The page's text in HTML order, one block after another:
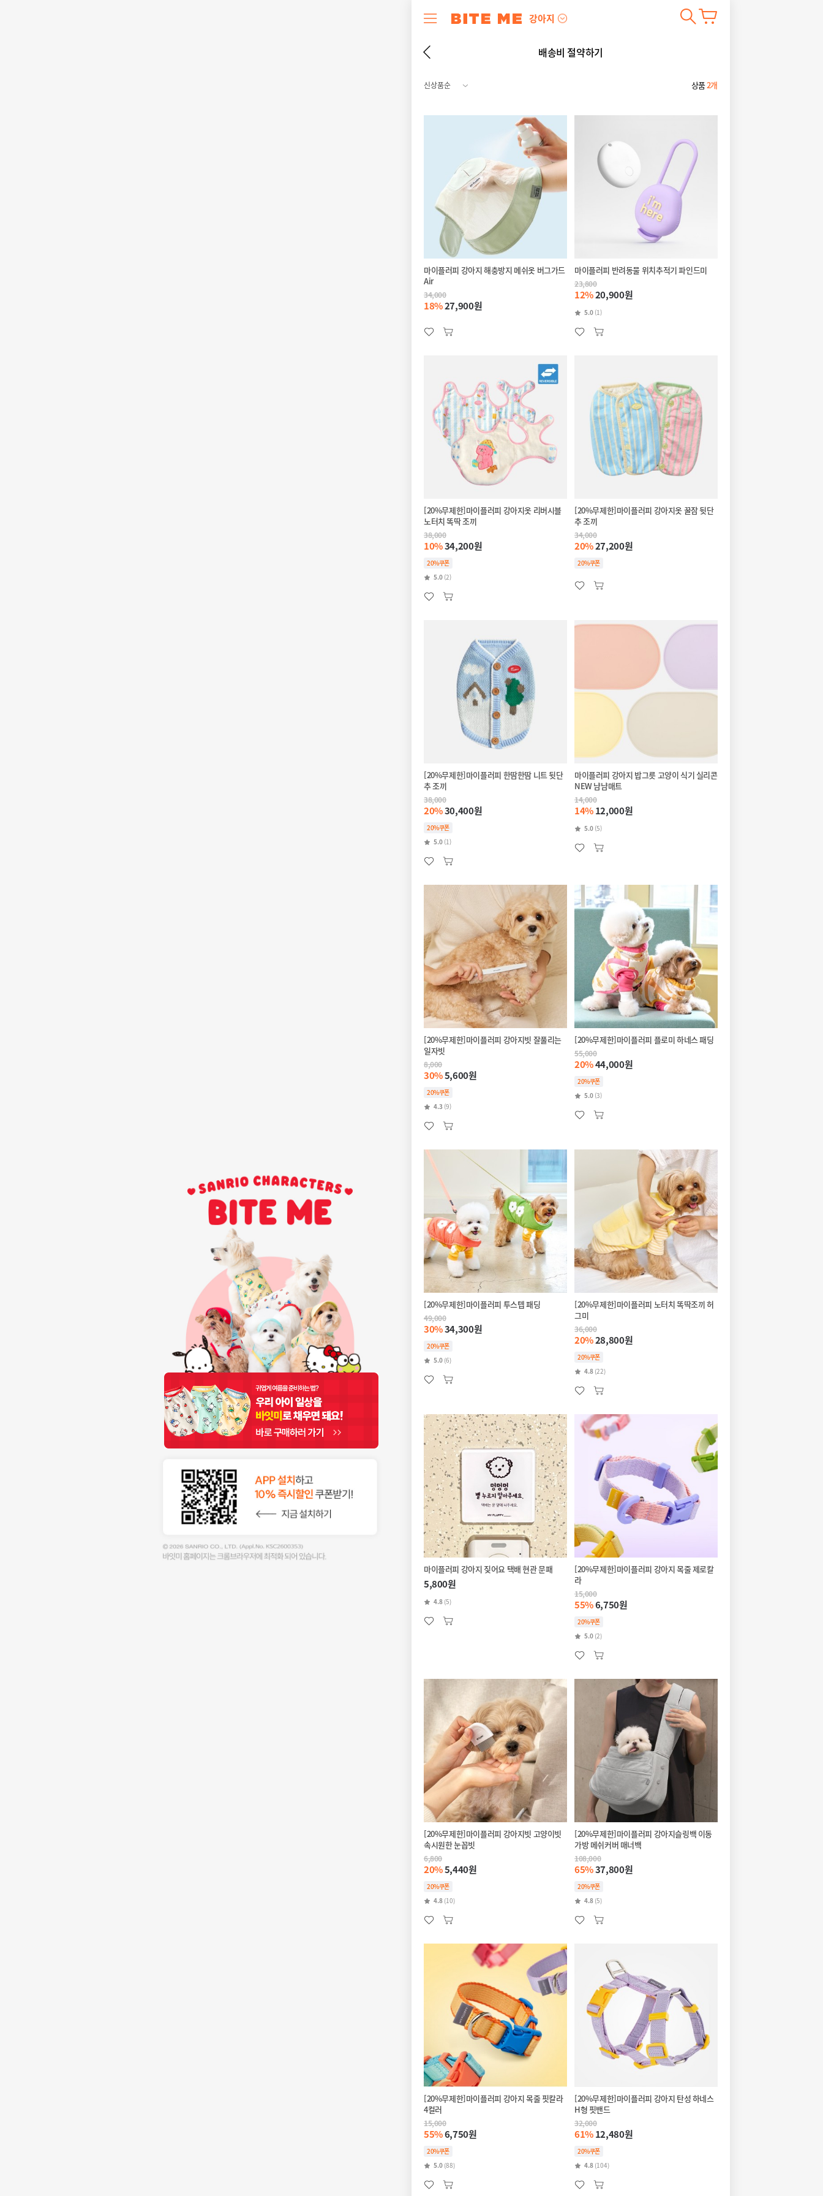
강아지
배송비 절약하기
상품2개
마이플러피 강아지 해충방지 메쉬옷 버그가드
Air
34,000
18%27,900원
마이플러피 반려동물 위치추적기 파인드미
23,800
12%20,900원
5.0 (1)
[20%무제한]마이플러피 강아지옷 리버시블
노터치 똑딱 조끼
38,000
10%34,200원
20%쿠폰
5.0 (2)
[20%무제한]마이플러피 강아지옷 꿀잠 뒷단
추 조끼
34,000
20%27,200원
20%쿠폰
[20%무제한]마이플러피 한땀한땀 니트 뒷단
추 조끼
38,000
20%30,400원
20%쿠폰
5.0 (1)
마이플러피 강아지 밥그릇 고양이 식기 실리콘
NEW 냠냠매트
14,000
14%12,000원
5.0 (5)
[20%무제한]마이플러피 강아지빗 잘풀리는
일자빗
8,000
30%5,600원
20%쿠폰
4.3 (9)
[20%무제한]마이플러피 플로미 하네스 패딩
55,000
20%44,000원
20%쿠폰
5.0 (3)
[20%무제한]마이플러피 투스텝 패딩
49,000
30%34,300원
20%쿠폰
5.0 (6)
[20%무제한]마이플러피 노터치 똑딱조끼 허
그미
36,000
20%28,800원
20%쿠폰
4.8 (22)
마이플러피 강아지 짖어요 택배 현관 문패
5,800원
4.8 (5)
[20%무제한]마이플러피 강아지 목줄 제로칼
라
15,000
55%6,750원
20%쿠폰
5.0 (2)
[20%무제한]마이플러피 강아지빗 고양이빗
속시원한 눈꼽빗
6,800
20%5,440원
20%쿠폰
4.8 (10)
[20%무제한]마이플러피 강아지슬링백 이동
가방 메쉬커버 매너백
108,000
65%37,800원
20%쿠폰
4.8 (5)
[20%무제한]마이플러피 강아지 목줄 핏칼라
4컬러
15,000
55%6,750원
20%쿠폰
5.0 (88)
[20%무제한]마이플러피 강아지 탄성 하네스
H형 핏밴드
32,000
61%12,480원
20%쿠폰
4.8 (104)